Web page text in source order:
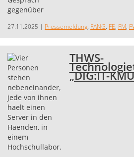
27.11.2025 | Pressemeldung, FANG, FE, FM,
THWS-
„DIG:IT-